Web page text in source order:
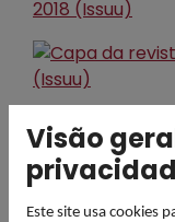
Última Atualização
Visão
Este site usa cookies